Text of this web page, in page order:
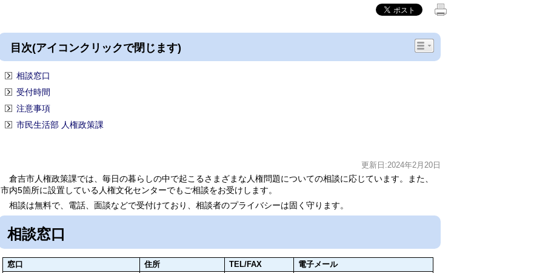
目次(アイコンクリックで閉じます)
相談窓口
受付時間
注意事項
市民生活部 人権政策課
更新日:2024年2月20日
倉吉市人権政策課では、毎日の暮らしの中で起こるさまざまな人権問題についての相談に応じています。また、
市内5箇所に設置している人権文化センターでもご相談をお受けします。
相談は無料で、電話、面談などで受付けており、相談者のプライバシーは固く守ります。
相談窓口
窓口 住所 TEL/FAX 電子メール